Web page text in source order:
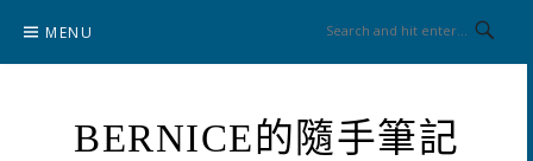
content
MENU
BERNICE的隨手筆記